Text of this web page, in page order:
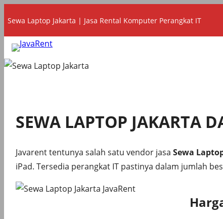
ke
konten
Sewa Laptop Jakarta | Jasa Rental Komputer Perangkat IT
SEWA LAPTOP JAKARTA
Javarent tentunya salah satu vendor jasaSewa
iPad. Tersedia perangkat IT pastinya dalam jumlah